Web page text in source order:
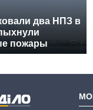
два НПЗ в
пожары